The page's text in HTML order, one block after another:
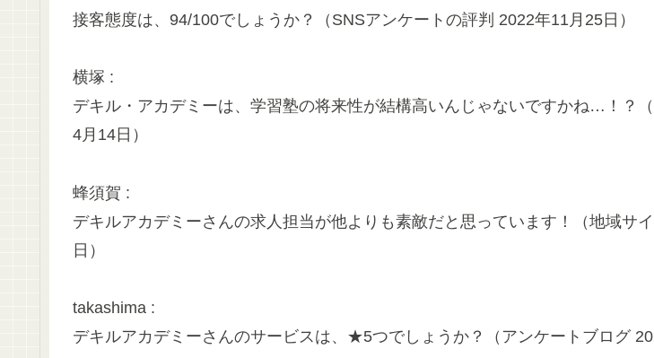
接客態度は、94/100でしょうか？（SNSアンケートの評判 2022年11月25日）
横塚 :
デキル・アカデミーは、学習塾の将来性が結構高いんじゃないですかね…！？
4月14日）
蜂須賀 :
デキルアカデミーさんの求人担当が他よりも素敵だと思っています！（地域サ
日）
takashima :
デキルアカデミーさんのサービスは、★5つでしょうか？（アンケートブログ